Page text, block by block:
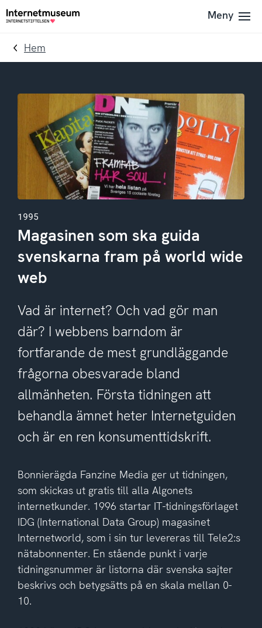
To
navigation
Till
innehållet
Till
Meny
Hem
1995
Magasinen som ska guida
svenskarna fram på world wide
web
Vad är internet? Och vad gör man
där? I webbens barndom är
fortfarande de mest grundläggande
frågorna obesvarade bland
allmänheten. Första tidningen att
behandla ämnet heter Internetguiden
och är en ren konsumenttidskrift.
Bonnierägda Fanzine Media ger ut tidningen,
som skickas ut gratis till alla Algonets
internetkunder. 1996 startar IT-tidningsförlaget
IDG (International Data Group) magasinet
Internetworld, som i sin tur levereras till Tele2:s
nätabonnenter. En stående punkt i varje
tidningsnummer är listorna där svenska sajter
beskrivs och betygsätts på en skala mellan 0-
10.